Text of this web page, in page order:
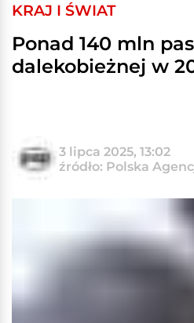
KRAJ I ŚWIAT
Ponad 140 mln
dalekobieżnej w
3 lipca 2025, 13:02
źródło: Polska